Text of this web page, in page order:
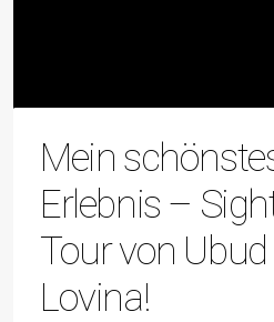
Mein
Erlebnis –
Tour von
Lovina!